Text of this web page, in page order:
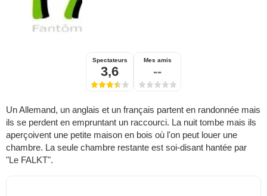
Spectateurs
3,6
Mes amis
--
Un Allemand, un anglais et un français partent en randonnée mais
ils se perdent en empruntant un raccourci. La nuit tombe mais ils
aperçoivent une petite maison en bois où l'on peut louer une
chambre. La seule chambre restante est soi-disant hantée par
"Le FALKT".